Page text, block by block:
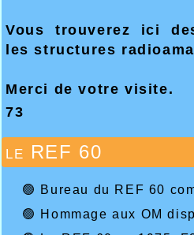
Vous trouverez ici
les structures
Merci de votre visite.
73
le REF 60
🟢 Bureau du REF 60
🟢 Hommage aux OM